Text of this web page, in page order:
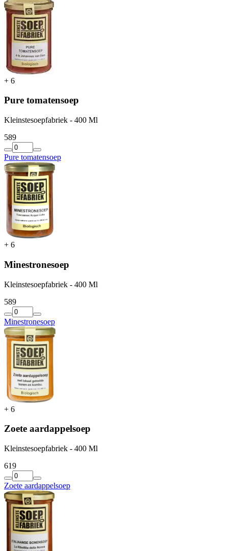
+ 6
Pure tomatensoep
Kleinstesoepfabriek - 400 Ml
589
Pure tomatensoep
+ 6
Minestronesoep
Kleinstesoepfabriek - 400 Ml
589
Minestronesoep
+ 6
Zoete aardappelsoep
Kleinstesoepfabriek - 400 Ml
619
Zoete aardappelsoep